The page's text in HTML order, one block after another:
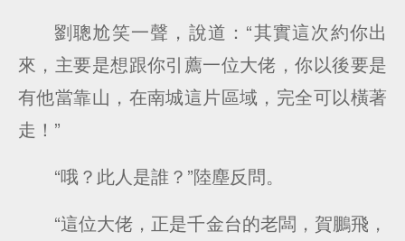
劉聰尬笑一聲，說道：“其實這次約你出
來，主要是想跟你引薦一位大佬，你以後要是
有他當靠山，在南城這片區域，完全可以橫著
走！”
“哦？此人是誰？”陸塵反問。
“這位大佬，正是千金台的老闆，賀鵬飛，